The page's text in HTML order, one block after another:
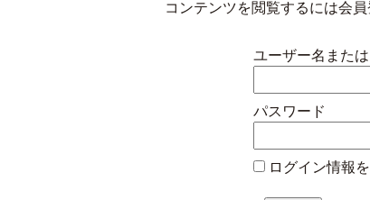
コンテンツを閲覧するには会
ユーザー名また
パスワード
ログイン情報